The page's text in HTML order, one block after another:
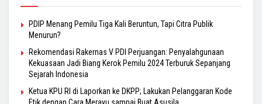
PDIP Menang Pemilu Tiga Kali Beruntun, Tapi Citra Publik
Menurun?
Rekomendasi Rakernas V PDI Perjuangan: Penyalahgunaan
Kekuasaan Jadi Biang Kerok Pemilu 2024 Terburuk Sepanjang
Sejarah Indonesia
Ketua KPU RI di Laporkan ke DKPP; Lakukan Pelanggaran Kode